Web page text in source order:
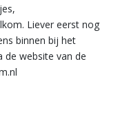
Liever eerst nog
binnen bij het
de website van de